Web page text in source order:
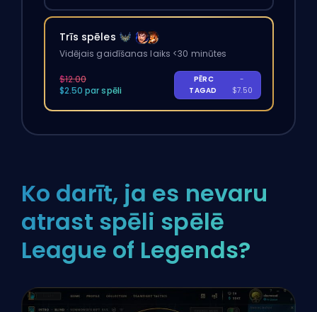
Trīs spēles
Vidējais gaidīšanas laiks <30 minūtes
$12.00
$2.50 par spēli
PĒRC
TAGAD
-
$7.50
Ko darīt, ja es nevaru
atrast spēli spēlē
League of Legends?